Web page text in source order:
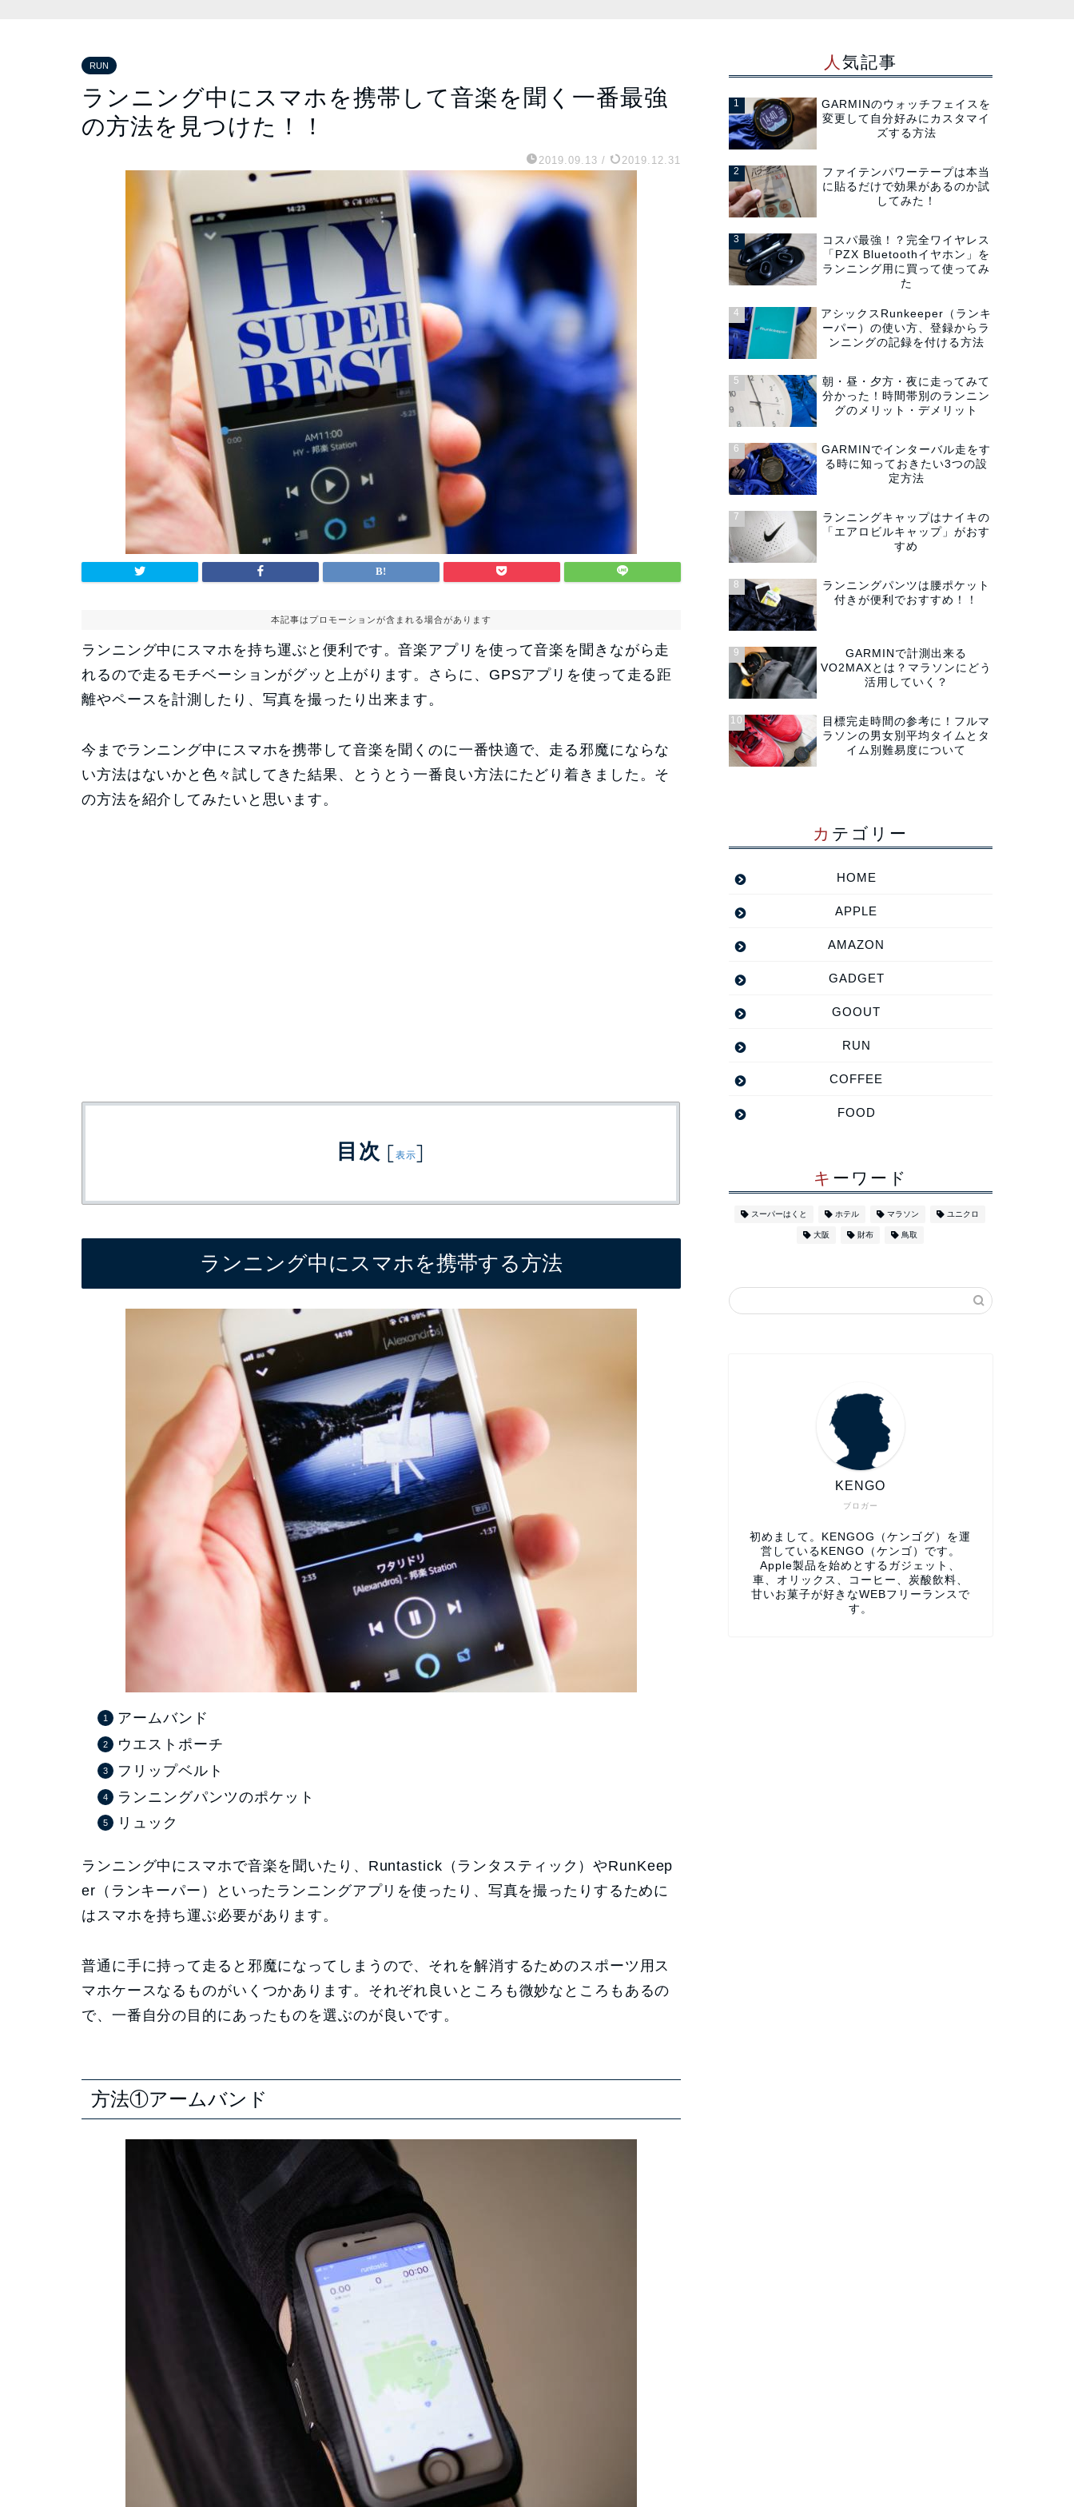
RUN
ランニング中にスマホを携帯して音楽を聞く一番最強
の方法を見つけた！！
2019.09.13 / 2019.12.31
本記事はプロモーションが含まれる場合があります
ランニング中にスマホを持ち運ぶと便利です。音楽アプリを使って音楽を聞きながら走
れるので走るモチベーションがグッと上がります。さらに、GPSアプリを使って走る距
離やペースを計測したり、写真を撮ったり出来ます。
今までランニング中にスマホを携帯して音楽を聞くのに一番快適で、走る邪魔にならな
い方法はないかと色々試してきた結果、とうとう一番良い方法にたどり着きました。そ
の方法を紹介してみたいと思います。
目次 [表示]
ランニング中にスマホを携帯する方法
アームバンド
ウエストポーチ
フリップベルト
ランニングパンツのポケット
リュック
ランニング中にスマホで音楽を聞いたり、Runtastick（ランタスティック）やRunKeep
er（ランキーパー）といったランニングアプリを使ったり、写真を撮ったりするために
はスマホを持ち運ぶ必要があります。
普通に手に持って走ると邪魔になってしまうので、それを解消するためのスポーツ用ス
マホケースなるものがいくつかあります。それぞれ良いところも微妙なところもあるの
で、一番自分の目的にあったものを選ぶのが良いです。
方法①アームバンド
人気記事
GARMINのウォッチフェイスを
変更して自分好みにカスタマイ
ズする方法
ファイテンパワーテープは本当
に貼るだけで効果があるのか試
してみた！
コスパ最強！？完全ワイヤレス
「PZX Bluetoothイヤホン」を
ランニング用に買って使ってみ
た
アシックスRunkeeper（ランキ
ーパー）の使い方、登録からラ
ンニングの記録を付ける方法
朝・昼・夕方・夜に走ってみて
分かった！時間帯別のランニン
グのメリット・デメリット
GARMINでインターバル走をす
る時に知っておきたい3つの設
定方法
ランニングキャップはナイキの
「エアロビルキャップ」がおす
すめ
ランニングパンツは腰ポケット
付きが便利でおすすめ！！
GARMINで計測出来る
VO2MAXとは？マラソンにどう
活用していく？
目標完走時間の参考に！フルマ
ラソンの男女別平均タイムとタ
イム別難易度について
カテゴリー
HOME
APPLE
AMAZON
GADGET
GOOUT
RUN
COFFEE
FOOD
キーワード
スーパーはくと ホテル マラソン ユニクロ
大阪 財布 鳥取
ブロガー
KENGO
初めまして。KENGOG（ケンゴグ）を運
営しているKENGO（ケンゴ）です。
Apple製品を始めとするガジェット、
車、オリックス、コーヒー、炭酸飲料、
甘いお菓子が好きなWEBフリーランスで
す。